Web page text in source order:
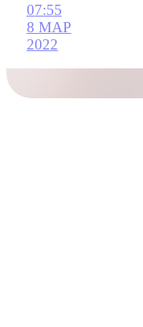
07:55
8 МАР
2022